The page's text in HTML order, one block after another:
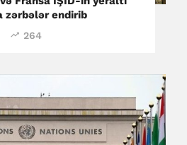
zərbələr endirib
264